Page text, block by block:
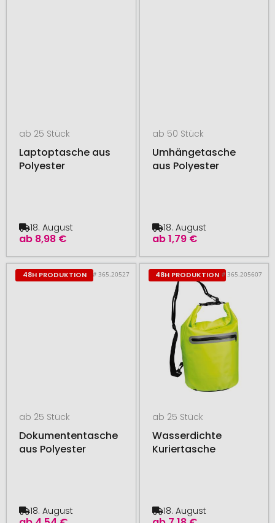
ab 25 Stück
Laptoptasche aus
Polyester
ab 8,98 €
18. August
ab 50 Stück
Umhängetasche
aus Polyester
ab1,79 €
18. August
48H PRODUKTION # 365.20527
ab 25 Stück
Dokumententasche
aus Polyester
18. August
48H PRODUKTION # 365.205607
ab 25 Stück
Wasserdichte
Kuriertasche
18. August